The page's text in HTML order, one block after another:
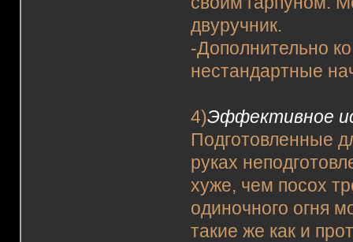
двуручник.
-Дополнительно
нестандартные
4)Эффективное
Подготовленные
руках
хуже, чем посох
одиночного огня
такие же как и